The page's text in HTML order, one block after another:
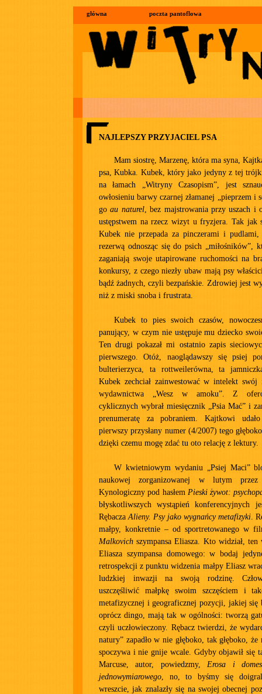
główna poczta pantoflowa
NAJLEPSZY PRZYJACIEL PSA
Mam siostrę, Marzenę, która ma syna,
psa, Kubka. Kubek, który jako jedyny z tej trójki
na łamach „Witryny Czasopism”, jest
owłosieniu barwy czarnej złamanej „pieprzem i
goau naturel, bez majstrowania przy uszach i
ustępstwem na rzecz wizyt u fryzjera. Tak jak
Kubek nie przepada za pinczerami i pudlami,
rezerwą odnosząc się do psich „miłośników”,
zaganiają swoje utapirowane ruchomości na
konkursy, z czego niezły ubaw mają psy
bądź żadnych, czyli bezpańskie. Zdrowiej jest
niż z miski snoba i frustrata.
Kubek to pies swoich czasów,
panujący, w czym nie ustępuje mu dziecko
Ten drugi pokazał mi ostatnio zapis
pierwszego. Otóż, naoglądawszy się psiej
bulterierzyca, ta rottweilerówna, ta
Kubek zechciał zainwestować w intelekt swój
wydawnictwa „Wesz w amoku”. Z
cyklicznych wybrał miesięcznik „Psia Mać” i
prenumeratę za pobraniem. Kajtkowi
pierwszy przysłany numer (4/2007) tego
dzięki czemu mogę zdać tu oto relację z lektury.
W kwietniowym wydaniu „Psiej Maci”
naukowej zorganizowanej w lutym
Kynologiczny pod hasłem Pieski żywot:
błyskotliwszych wystąpień konferencyjnych
RębaczaAlieny. Psy jako wygnańcy metafizyki.
małpy, konkretnie – od sportretowanego w
Malkovich szympansa Eliasza. Kto widział,
Eliasza szympansa domowego: w bodaj
retrospekcji z punktu widzenia małpy Eliasz
ludzkiej inwazji na swoją rodzinę.
uszczęśliwić małpkę swoim szczęściem i
metafizycznej i geograficznej pozycji, jakiej się
oprócz dingo, mają tak w ogólności: tworzą
czyli uczłowieczony. Rębacz twierdzi, że
natury” zapadło w nie głęboko, tak głęboko,
spoczywa i nie gnije wcale. Gdyby objawił się
Marcuse, autor, powiedzmy,Erosa i
jednowymiarowego, no, to byśmy się
wreszcie, jak znalazły się na swojej obecnej